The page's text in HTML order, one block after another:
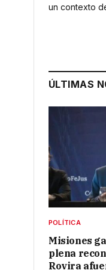
un contexto
ÚLTIMAS
POLÍTICA
Misiones
plena
Rovira